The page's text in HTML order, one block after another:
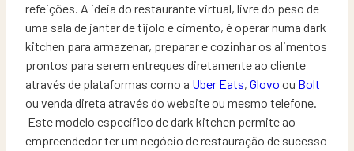
refeições. A ideia do restaurante virtual, livre do peso de
uma sala de jantar de tijolo e cimento, é operar numa dark
kitchen para armazenar, preparar e cozinhar os alimentos
prontos para serem entregues diretamente ao cliente
através de plataformas como a Uber Eats, Glovo ou Bolt
ou venda direta através do website ou mesmo telefone.
Este modelo específico de dark kitchen permite ao
empreendedor ter um negócio de restauração de sucesso